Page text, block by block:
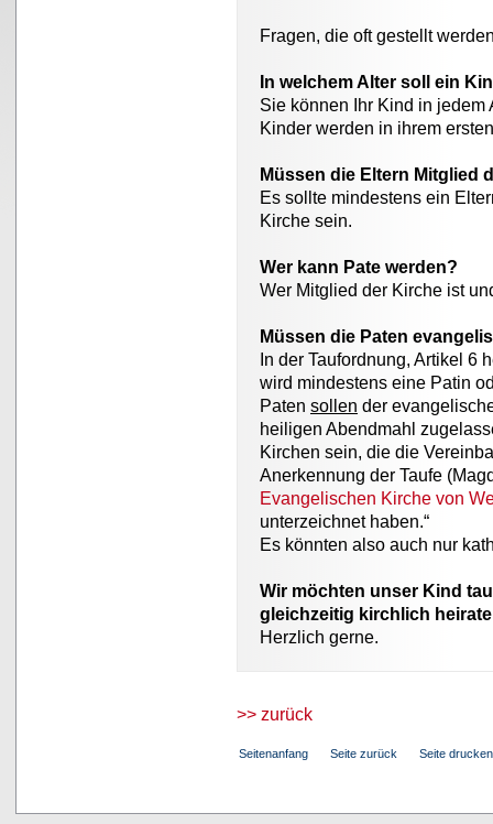
Fragen, die oft gestellt
In welchem Alter soll ein
Sie können Ihr Kind in jedem
Kinder werden in ihrem
Müssen die Eltern Mitglied
Es sollte mindestens ein
Kirche sein.
Wer kann Pate werden?
Wer Mitglied der Kirche ist
Müssen die Paten
In der Taufordnung, Artikel 6
wird mindestens eine Patin
Paten sollen der
heiligen Abendmahl
Kirchen sein, die die
Anerkennung der Taufe
Evangelischen Kirche von
unterzeichnet haben.“
Es könnten also auch nur
Wir möchten unser Kind
gleichzeitig kirchlich
Herzlich gerne.
>> zurück
Seitenanfang Seite zurück Seite drucken